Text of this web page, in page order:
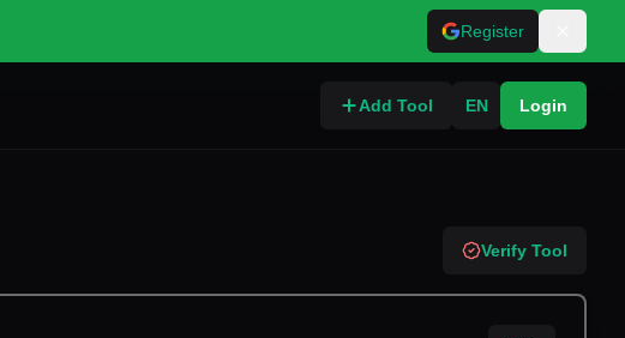
Register
Add Tool EN Login
Verify Tool